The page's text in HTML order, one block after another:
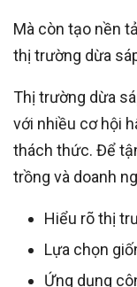
Mà còn tạo nền
thị trường dừa
Thị trường dừa
với nhiều cơ hội
thách thức. Để
trồng và doanh
Hiểu rõ thị
Lựa chọn
Ứng dụng